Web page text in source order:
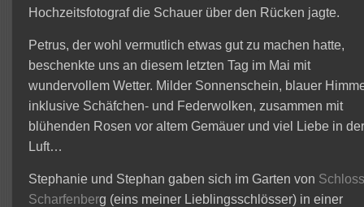
Hochzeitsfotograf die Schauer über den Rücken jagte.
Petrus, der wohl vermutlich etwas gut zu machen hatte,
beschenkte uns an diesem letzten Tag im Mai mit
wundervollem Wetter. Milder Sonnenschein, blauer
inklusive Schäfchen- und Federwolken, zusammen mit
blühenden Rosen vor altem Gemäuer und viel Liebe in
Luft…
Stephanie und Stephan gaben sich im Garten von
Scharfenberg (eins meiner Lieblingsschlösser) in einer